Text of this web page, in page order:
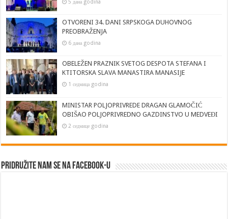
5 дана godina
OTVORENI 34. DANI SRPSKOGA DUHOVNOG
PREOBRAŽENJA
6 дана godina
OBELEŽEN PRAZNIK SVETOG DESPOTA STEFANA I
KTITORSKA SLAVA MANASTIRA MANASIJE
1 седмица godina
MINISTAR POLJOPRIVREDE DRAGAN GLAMOČIĆ
OBIŠAO POLJOPRIVREDNO GAZDINSTVO U MEDVEĐI
2 седмице godina
Pridružite nam se na Facebook-u